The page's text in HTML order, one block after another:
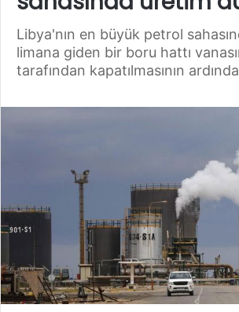
Libya'nın en büyük petrol
limana giden bir boru hattı
tarafından kapatılmasının